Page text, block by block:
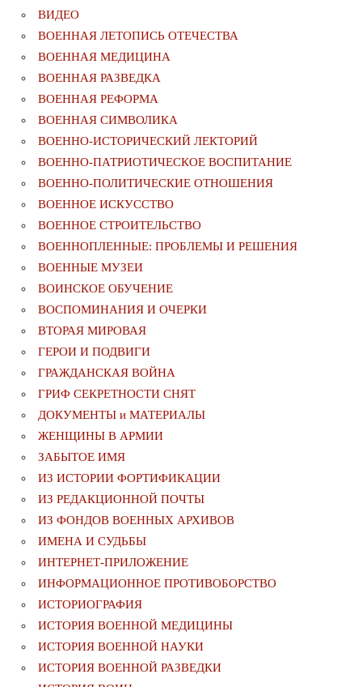
ВИДЕО
ВОЕННАЯ ЛЕТОПИСЬ ОТЕЧЕСТВА
ВОЕННАЯ МЕДИЦИНА
ВОЕННАЯ РАЗВЕДКА
ВОЕННАЯ РЕФОРМА
ВОЕННАЯ СИМВОЛИКА
ВОЕННО-ИСТОРИЧЕСКИЙ ЛЕКТОРИЙ
ВОЕННО-ПАТРИОТИЧЕСКОЕ ВОСПИТАНИЕ
ВОЕННО-ПОЛИТИЧЕСКИE ОТНОШЕНИЯ
ВОЕННОЕ ИСКУССТВО
ВОЕННОЕ СТРОИТЕЛЬСТВО
ВОЕННОПЛЕННЫЕ: ПРОБЛЕМЫ И РЕШЕНИЯ
ВОЕННЫЕ МУЗЕИ
ВОИНСКОЕ ОБУЧЕНИЕ
ВОСПОМИНАНИЯ И ОЧЕРКИ
ВТОРАЯ МИРОВАЯ
ГЕРОИ И ПОДВИГИ
ГРАЖДАНСКАЯ ВОЙНА
ГРИФ СЕКРЕТНОСТИ СНЯТ
ДОКУМЕНТЫ и МАТЕРИАЛЫ
ЖЕНЩИНЫ В АРМИИ
ЗАБЫТОЕ ИМЯ
ИЗ ИСТОРИИ ФОРТИФИКАЦИИ
ИЗ РЕДАКЦИОННОЙ ПОЧТЫ
ИЗ ФОНДОВ ВОЕННЫХ АРХИВОВ
ИМЕНА И СУДЬБЫ
ИНТЕРНЕТ-ПРИЛОЖЕНИЕ
ИНФОРМАЦИОННОЕ ПРОТИВОБОРСТВО
ИСТОРИОГРАФИЯ
ИСТОРИЯ ВОЕННОЙ МЕДИЦИНЫ
ИСТОРИЯ ВОЕННОЙ НАУКИ
ИСТОРИЯ ВОЕННОЙ РАЗВЕДКИ